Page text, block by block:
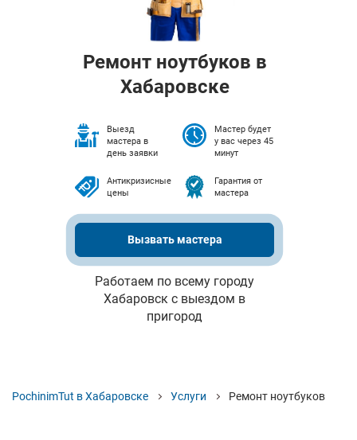
Ремонт ноутбуков в
Хабаровске
Выезд
мастера в
день заявки
Мастер будет
у вас через 45
минут
Антикризисные
цены
Гарантия от
мастера
Вызвать мастера
Работаем по всему городу
Хабаровск с выездом в
пригород
PochinimTut в Хабаровске Услуги Ремонт ноутбуков